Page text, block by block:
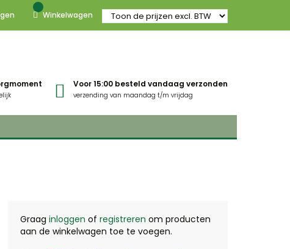
Winkelwagen
Voor 15:00 besteld vandaag verzonden
verzending van maandag t/m vrijdag
Graag inloggen of registreren om producten
aan de winkelwagen toe te voegen.